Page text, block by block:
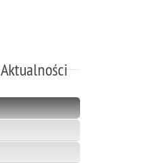
Aktualności